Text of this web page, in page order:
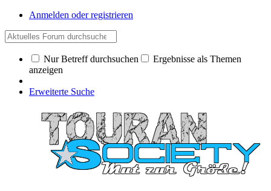
Anmelden oder registrieren
Nur Betreff durchsuchen
Ergebnisse als Themen
anzeigen
Erweiterte Suche